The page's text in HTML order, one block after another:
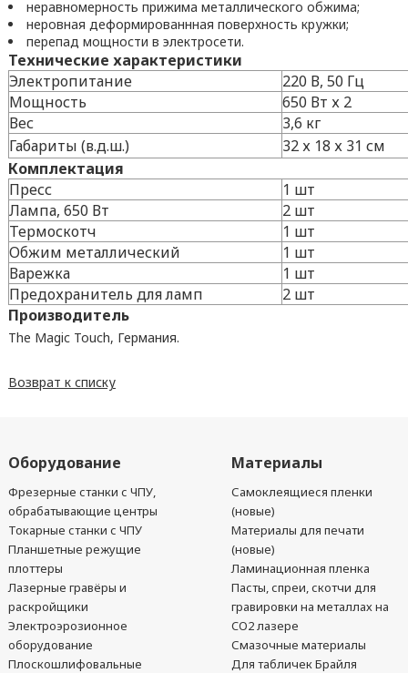
неравномерность прижима металлического обжима;
неровная деформированнная поверхность кружки;
перепад мощности в электросети.
Технические характеристики
Электропитание
220 В, 50 Гц
Мощность
650 Вт х 2
Вес
3,6 кг
Габариты (в.д.ш.)
32 х 18 х 31 см
Комплектация
Пресс
1 шт
Лампа, 650 Вт
2 шт
Термоскотч
1 шт
Обжим металлический
1 шт
Варежка
1 шт
Предохранитель для ламп
2 шт
Производитель
The Magic Touch, Германия.
Возврат к списку
Оборудование
Фрезерные станки с ЧПУ,
обрабатывающие центры
Токарные станки с ЧПУ
Планшетные режущие
плоттеры
Лазерные гравёры и
раскройщики
Электроэрозионное
оборудование
Плоскошлифовальные
Материалы
Самоклеящиеся пленки
(новые)
Материалы для печати
(новые)
Ламинационная пленка
Пасты, спреи, скотчи для
гравировки на металлах на
CO2 лазере
Смазочные материалы
Для табличек Брайля